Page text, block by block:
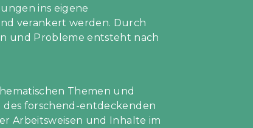
ins eigene
verankert werden. Durch
und Probleme entsteht nach
Themen und
forschend-entdeckenden
Arbeitsweisen und Inhalte im